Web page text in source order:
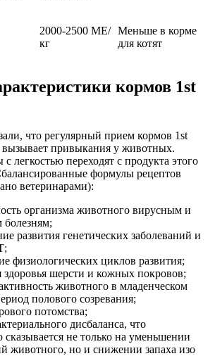
2000-2500 МЕ/
кг
Меньше в корме
для котят
кормов 1st
что регулярный прием кормов 1st
вызывает привыкания у животных.
легкостью переходят с продукта этого
формулы рецептов
ветеринарами):
организма животного вирусным и
болезням;
развития генетических заболеваний и
физиологических циклов развития;
здоровья шерсти и кожных покровов;
животного в младенческом
полового созревания;
потомства;
дисбаланса, что
сказывается не только на уменьшении
животного, но и снижении запаха изо